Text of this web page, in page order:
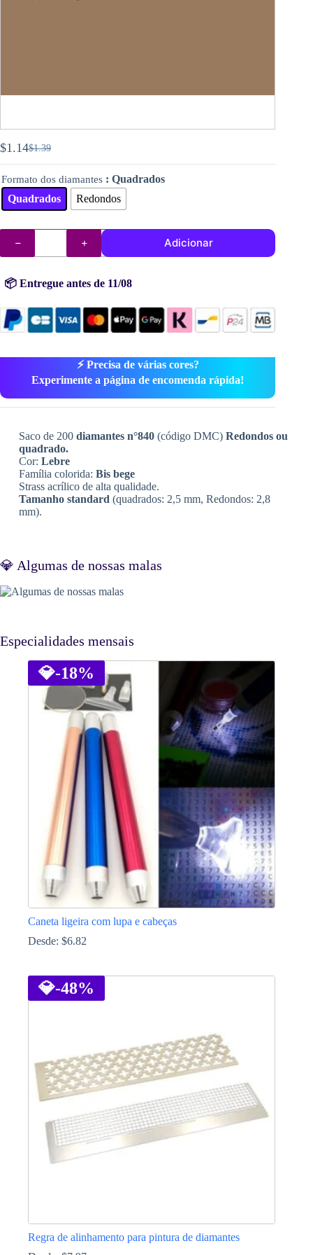
$1.39
O
preço
original
era:
$1.39.
$1.14O
preço
atual
é:
$1.14.
Formato dos diamantes : Quadrados
Quadrados
Redondos
Quantidade
DMC
(contas)
840
Adicionar
📦 Entregue antes de 11/08
⚡ Precisa de várias cores?
Experimente a página de encomenda rápida!
Saco de 200 diamantes n°840(código DMC) Redondos ou
quadrado.
Cor: Lebre
Família colorida: Bis bege
Strass acrílico de alta qualidade.
Tamanho standard (quadrados: 2,5 mm, Redondos: 2,8
mm).
💎 Algumas de nossas malas
Especialidades mensais
💎-18%
Caneta ligeira com lupa e cabeças
Desde: $6.82
product
has
multiple
be
chosen
on
the
page
💎-48%
Regra de alinhamento para pintura de diamantes